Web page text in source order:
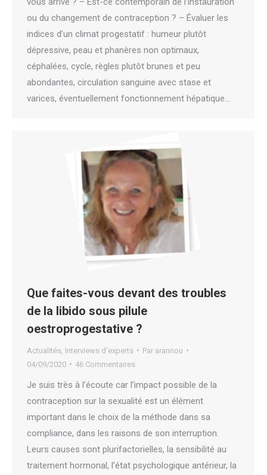
ou du changement de contraception ? – Évaluer les
indices d’un climat progestatif : humeur plutôt
dépressive, peau et phanères non optimaux,
céphalées, cycle, règles plutôt brunes et peu
abondantes, circulation sanguine avec stase et
varices, éventuellement fonctionnement hépatique…
Que faites-vous devant des troubles
de la libido sous pilule
oestroprogestative ?
Actualités Interviews d'experts Par arannou
04/09/2020
46 Commentaires
Je suis très à l’écoute car l’impact possible de la
contraception sur la sexualité est un élément
important dans le choix de la méthode dans sa
compliance, dans les raisons de son interruption.
Leurs causes sont plurifactorielles, la sensibilité au
traitement hormonal, l’état psychologique antérieur, la